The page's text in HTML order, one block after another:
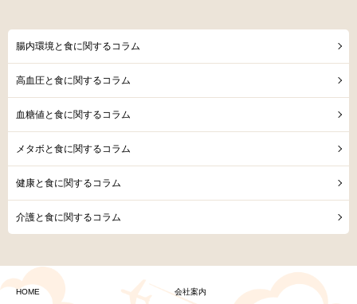
腸内環境と食に関するコラム
高血圧と食に関するコラム
血糖値と食に関するコラム
メタボと食に関するコラム
健康と食に関するコラム
介護と食に関するコラム
HOME 会社案内